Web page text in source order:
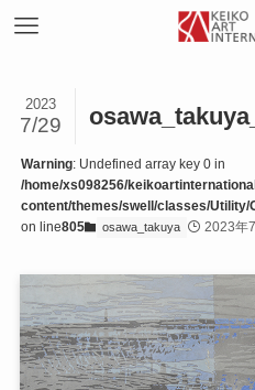
2023
7/29
Warning: Undefined array key 0 in
/home/xs098256/
content/themes/swell/classes/Utility/
on line805 osawa_takuya 2023年